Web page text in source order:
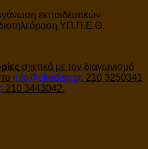
εκπαιδευτικών
ΥΠ.Π.Ε.Θ.
σχετικά με τον διαγωνισμό
info@ekedisy.gr, 210 3250341
, 210 3443042.